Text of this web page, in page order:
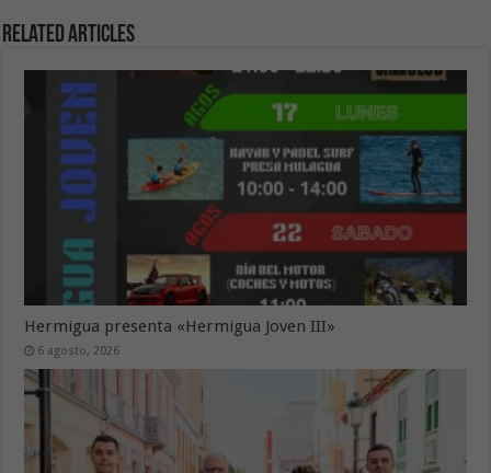
Related Articles
Hermigua presenta «Hermigua Joven III»
6 agosto, 2026